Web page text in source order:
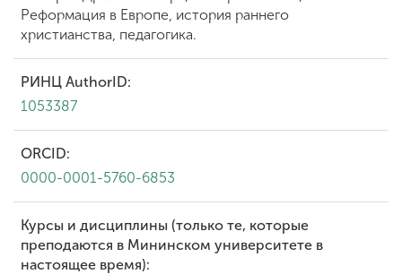
Реформация в Европе, история раннего
христианства, педагогика.
РИНЦ AuthorID:
1053387
ORCID:
0000-0001-5760-6853
Курсы и дисциплины (только те, которые
преподаются в Мининском университете в
настоящее время):